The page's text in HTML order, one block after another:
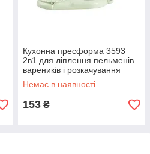
Кухонна пресформа 3593
2в1 для ліплення пельменів
вареників і розкачування
тіста пластикова Light Green
Немає в наявності
153 ₴